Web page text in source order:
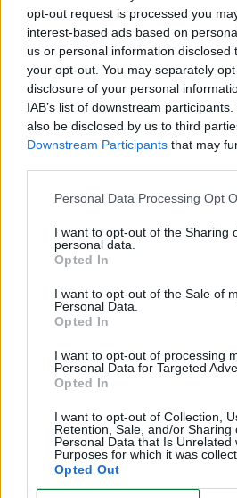
opt-out request is processed you
interest-based ads based on
us or personal information disclosed
your opt-out. You may separately
disclosure of your personal
IAB’s list of downstream
also be disclosed by us to third
Downstream Participants that may
Personal Data Processing Opt
I want to opt-out of the Sharing
personal data.
Opted In
I want to opt-out of the Sale of
Personal Data.
Opted In
I want to opt-out of processing
Personal Data for Targeted
Opted In
I want to opt-out of Collection,
Retention, Sale, and/or Sharing
Personal Data that Is Unrelated
Purposes for which it was
Opted Out
peque mientras
LEER
10 juegos para aprovechar el
o de casa al